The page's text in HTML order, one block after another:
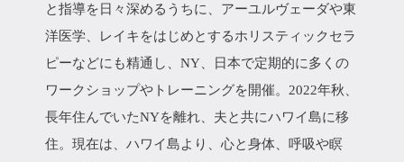
と指導を日々深めるうちに、アーユルヴェーダや東
洋医学、レイキをはじめとするホリスティックセラ
ピーなどにも精通し、NY、日本で定期的に多くの
ワークショップやトレーニングを開催。2022年秋、
長年住んでいたNYを離れ、夫と共にハワイ島に移
住。現在は、ハワイ島より、心と身体、呼吸や瞑